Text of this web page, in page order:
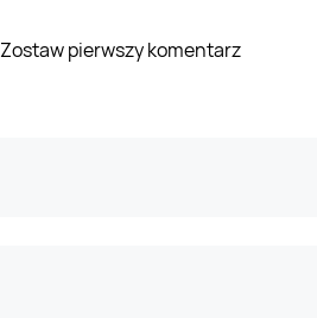
Zostaw pierwszy komentarz